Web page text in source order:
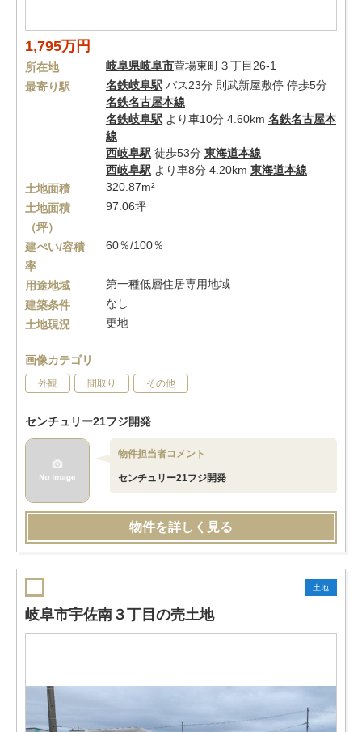
1,795万円
所在地 岐阜県岐阜市萱場東町３丁目26-1
最寄り駅
名鉄岐阜駅 バス23分 則武新屋敷停 停歩5分
名鉄名古屋本線
名鉄岐阜駅 より車10分 4.60km 名鉄名古屋本
線
西岐阜駅 徒歩53分 東海道本線
西岐阜駅 より車8分 4.20km 東海道本線
土地面積
320.87m²
土地面積
（坪）
97.06坪
建ぺい/容積
率
60％/100％
用途地域
第一種低層住居専用地域
建築条件
なし
土地現況
更地
画像カテゴリ
外観 間取り その他
センチュリー21フジ開発
物件担当者コメント
センチュリー21フジ開発
物件を詳しく見る
土地
岐阜市宇佐南３丁目の売土地